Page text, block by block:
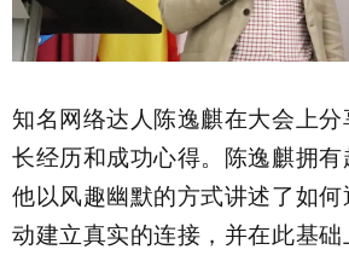
知名网络达人陈逸麒在大会上
长经历和成功心得。陈逸麒拥有
他以风趣幽默的方式讲述了如
动建立真实的连接，并在此基础